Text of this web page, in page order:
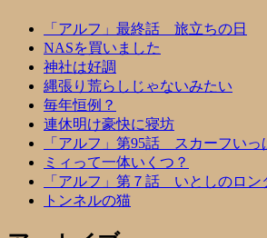
「アルフ」最終話 旅立ちの日
NASを買いました
神社は好調
縄張り荒らしじゃないみたい
毎年恒例？
連休明け豪快に寝坊
「アルフ」第95話 スカーフいっ
ミィって一体いくつ？
「アルフ」第７話 いとしのロン
トンネルの猫